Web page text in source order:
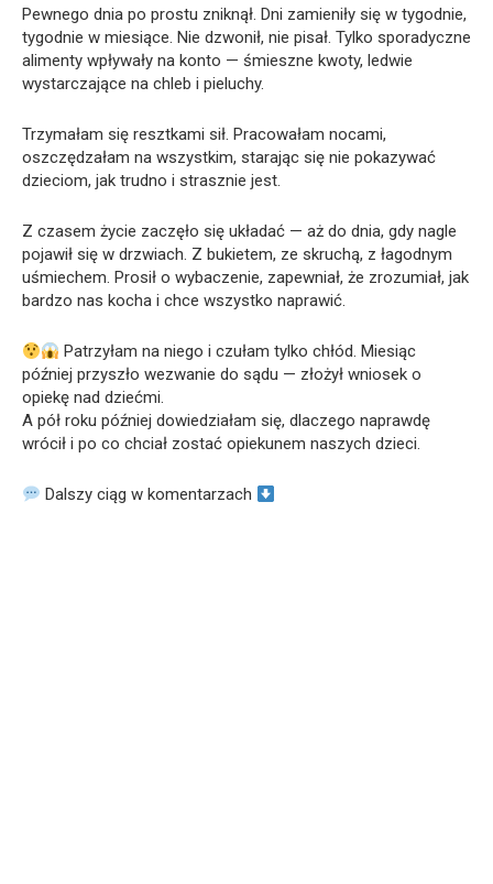
Pewnego dnia po prostu zniknął. Dni zamieniły się w tygodnie,
tygodnie w miesiące. Nie dzwonił, nie pisał. Tylko sporadyczne
alimenty wpływały na konto — śmieszne kwoty, ledwie
wystarczające na chleb i pieluchy.
Trzymałam się resztkami sił. Pracowałam nocami,
oszczędzałam na wszystkim, starając się nie pokazywać
dzieciom, jak trudno i strasznie jest.
Z czasem życie zaczęło się układać — aż do dnia, gdy nagle
pojawił się w drzwiach. Z bukietem, ze skruchą, z łagodnym
uśmiechem. Prosił o wybaczenie, zapewniał, że zrozumiał, jak
bardzo nas kocha i chce wszystko naprawić.
Patrzyłam na niego i czułam tylko chłód. Miesiąc
później przyszło wezwanie do sądu — złożył wniosek o
opiekę nad dziećmi.
A pół roku później dowiedziałam się, dlaczego naprawdę
wrócił i po co chciał zostać opiekunem naszych dzieci.
Dalszy ciąg w komentarzach